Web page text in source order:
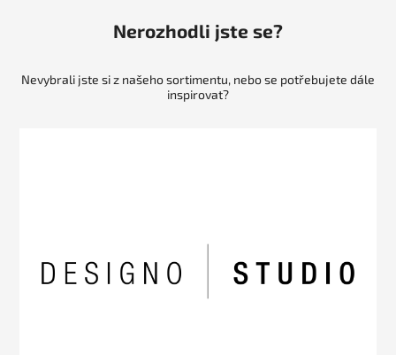
Nerozhodli jste se?
Nevybrali jste si z našeho sortimentu, nebo se potřebujete dále
inspirovat?